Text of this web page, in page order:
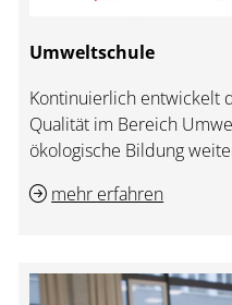
Umweltschule
Kontinuierlich entwickelt
Qualität im Bereich
ökologische Bildung
mehr erfahren